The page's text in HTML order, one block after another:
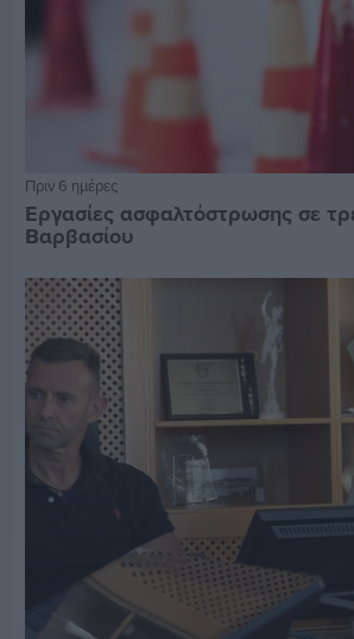
Πριν 6 ημέρες
Εργασίες ασφαλτόστρωσης σε
Βαρβασίου